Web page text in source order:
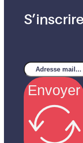
Envoyer